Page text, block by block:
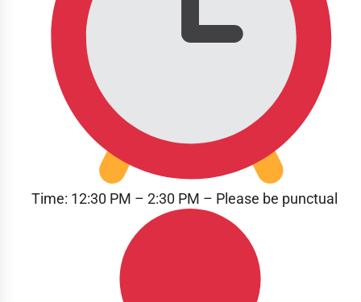
Time: 12:30 PM – 2:30 PM – Please be punctual